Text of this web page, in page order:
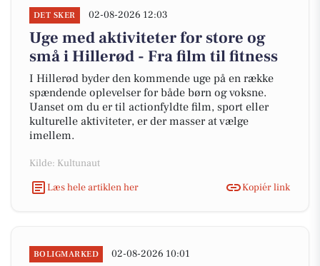
DET SKER 02-08-2026 12:03
Uge med aktiviteter for store og
små i Hillerød - Fra film til fitness
I Hillerød byder den kommende uge på en række
spændende oplevelser for både børn og voksne.
Uanset om du er til actionfyldte film, sport eller
kulturelle aktiviteter, er der masser at vælge
imellem.
Kilde: Kultunaut
Læs hele artiklen her
Kopiér link
BOLIGMARKED 02-08-2026 10:01